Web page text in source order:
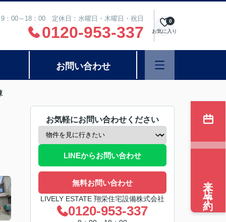
：00～18：00 定休日：水曜日・木曜日・祝日
0120-953-337 お気に入り
0
お問い合わせ
お気軽にお問い合わせください
LINEからお問い合わせ
無料お問い合わせ
LIVELY ESTATE 翔栄住宅設備株式会社
0120-953-337
来店予約